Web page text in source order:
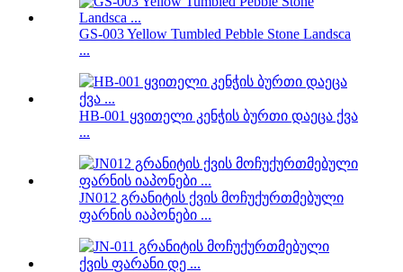
GS-003 Yellow Tumbled Pebble Stone Landsca
...
HB-001 ყვითელი კენჭის ბურთი დაეცა ქვა
...
JN012 გრანიტის ქვის მოჩუქურთმებული
ფარნის იაპონები ...